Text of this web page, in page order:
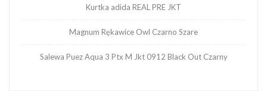
Kurtka adida REAL PRE JKT
Magnum Rękawice Owl Czarno Szare
Salewa Puez Aqua 3 Ptx M Jkt 0912 Black Out Czarny